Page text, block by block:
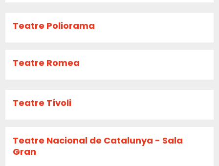
Teatre Poliorama
Teatre Romea
Teatre Tívoli
Teatre Nacional de Catalunya - Sala
Gran